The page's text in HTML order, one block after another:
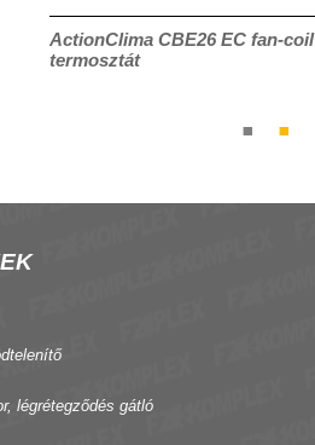
ActionClima CBE26 EC fan-coil
termosztát
légrétegződés gátló